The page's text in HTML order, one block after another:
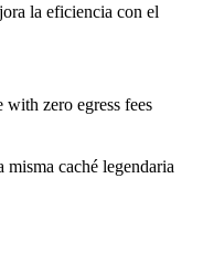
la eficiencia con el
with zero egress fees
caché legendaria